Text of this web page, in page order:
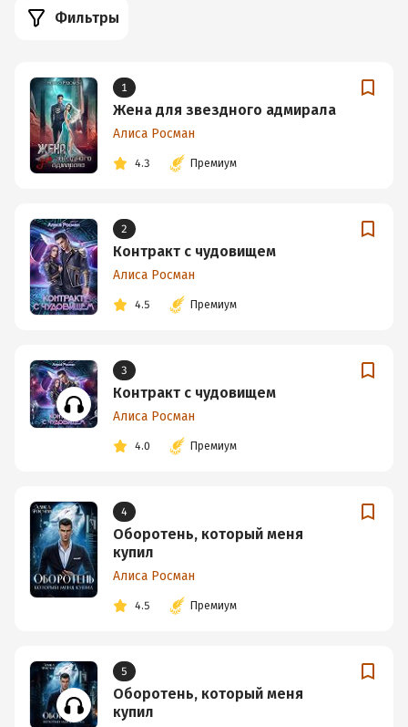
Фильтры
1
Жена для звездного адмирала
Алиса Росман
4.3 Премиум
2
Контракт с чудовищем
Алиса Росман
4.5 Премиум
3
Контракт с чудовищем
Алиса Росман
4.0 Премиум
4
Оборотень, который меня
купил
Алиса Росман
4.5 Премиум
5
Оборотень, который меня
купил